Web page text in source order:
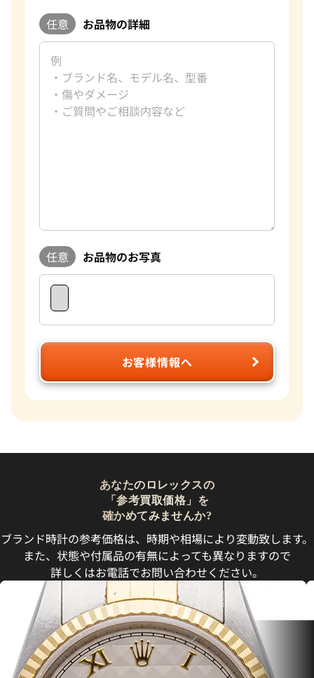
任意 お品物の詳細
任意 お品物のお写真
お客様情報へ
あなたのロレックスの
「参考買取価格」を
確かめてみませんか?
ブランド時計の参考価格は、時期や相場により変動致します。
また、状態や付属品の有無によっても異なりますので
詳しくはお電話でお問い合わせください。